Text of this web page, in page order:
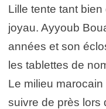
Lille tente tant
joyau. Ayyoub
années et son
les tablettes de
Le milieu
suivre de près lors